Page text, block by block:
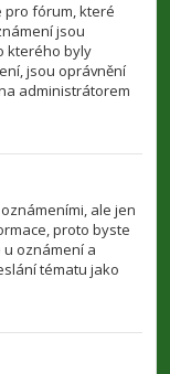
pro fórum, které
jsou
kterého byly
jsou oprávnění
administrátorem
ale jen
proto byste
u oznámení a
tématu jako